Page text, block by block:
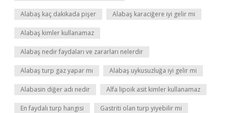
Alabaş kaç dakikada pişer Alabaş karaciğere iyi gelir mi
Alabaş kimler kullanamaz
Alabaş nedir faydaları ve zararları nelerdir
Alabaş turp gaz yapar mı Alabaş uykusuzluğa iyi gelir mi
Alabasin diğer adı nedir Alfa lipoik asit kimler kullanamaz
En faydalı turp hangisi Gastriti olan turp yiyebilir mi